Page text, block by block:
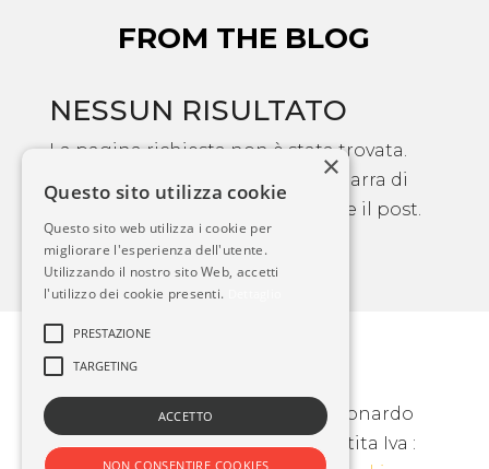
FROM THE BLOG
NESSUN RISULTATO
La pagina richiesta non è stata trovata.
Affina la tua ricerca, o utilizza la barra di
navigazione qui sopra per trovare il post.
Cassaro Marco & C. SAS – Via Leonardo
Da Vinci 34, Vigevano (PV) – Partita Iva :
×
Questo sito utilizza cookie
Questo sito web utilizza i cookie per
migliorare l'esperienza dell'utente.
Utilizzando il nostro sito Web, accetti
l'utilizzo dei cookie presenti.
PRESTAZIONE
TARGETING
ACCETTO
NON CONSENTIRE COOKIES